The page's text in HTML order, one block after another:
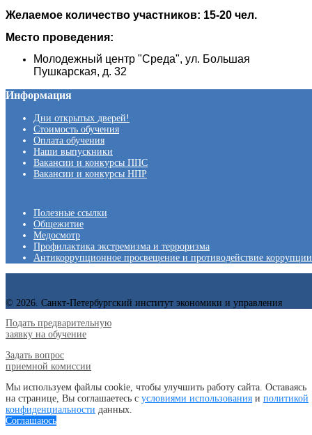
Желаемое количество участников: 15-20 чел.
Место проведения:
Молодежный центр "Среда", ул. Большая
Пушкарская, д. 32
Информация
Дни открытых дверей!
Стоимость обучения
Оплата обучения
Наши выпускники
Вакансии и конкурсы ППС
Вакансии и конкурсы НПР
Полезные ссылки
Общежитие
Медосмотр
Профилактика экстремизма и терроризма
Антикоррупционное просвещение и противодействие коррупции
© 2026. Санкт-Петербургский институт экономики и управления
Подать предварительную
заявку на обучение
Задать вопрос
приемной комиссии
Мы используем файлы cookie, чтобы улучшить работу сайта. Оставаясь
на странице, Вы соглашаетесь с условиями использования и политикой
конфиденциальности данных.
Соглашаюсь